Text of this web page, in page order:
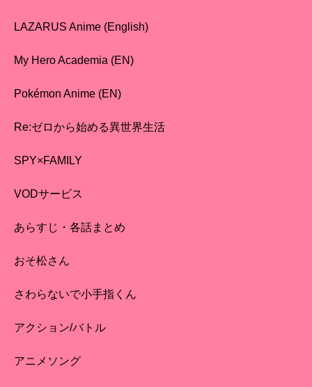
LAZARUS Anime (English)
My Hero Academia (EN)
Pokémon Anime (EN)
Re:ゼロから始める異世界生活
SPY×FAMILY
VODサービス
あらすじ・各話まとめ
おそ松さん
さわらないで小手指くん
アクション/バトル
アニメソング